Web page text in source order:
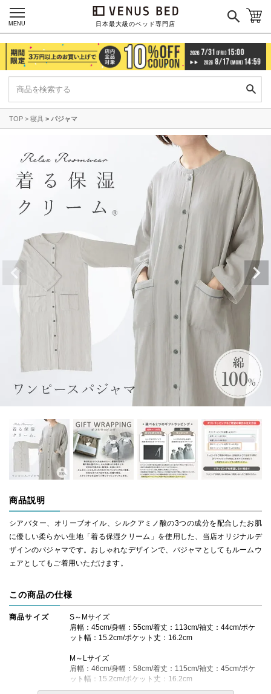
日本最大級のベッド専門店
MENU
TOP 寝具 パジャマ
商品説明
シアバター、オリーブオイル、シルクアミノ酸の3つの成分を配合したお肌
に優しい柔らかい生地「着る保湿クリーム」を使用した、当店オリジナルデ
ザインのパジャマです。おしゃれなデザインで、パジャマとしてもルームウ
ェアとしてもご着用いただけます。
この商品の仕様
商品サイズ
S～Mサイズ
肩幅：45cm/身幅：55cm/着丈：113cm/袖丈：44cm/ポケ
ット幅：15.2cm/ポケット丈：16.2cm
M～Lサイズ
肩幅：46cm/身幅：58cm/着丈：115cm/袖丈：45cm/ポケ
ット幅：15.2cm/ポケット丈：16.2cm